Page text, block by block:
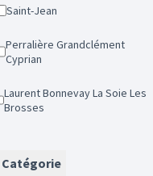
Saint-Jean
Perralière Grandclément
Cyprian
Laurent Bonnevay La Soie Les
Brosses
Catégorie